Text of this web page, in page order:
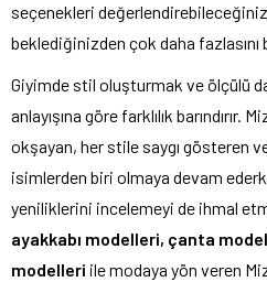
seçenekleri
beklediğinizden çok daha fazlasını
Giyimde stil oluşturmak ve ölçülü
anlayışına göre farklılık barındırır.
okşayan, her stile saygı gösteren
isimlerden biri olmaya devam
yeniliklerini incelemeyi de ihmal
ayakkabı modelleri, çanta
modelleri ile modaya yön veren